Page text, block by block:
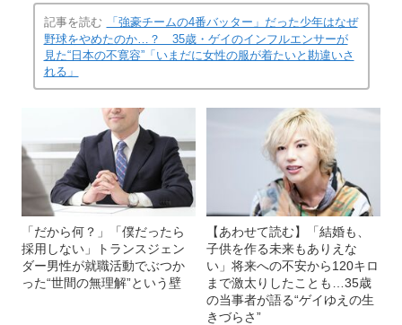
記事を読む
「強豪チームの4番バッター」だった少年はなぜ
野球をやめたのか…？ 35歳・ゲイのインフルエンサーが
見た“日本の不寛容”「いまだに女性の服が着たいと勘違いさ
れる」
「だから何？」「僕だったら
採用しない」トランスジェン
ダー男性が就職活動でぶつか
った“世間の無理解”という壁
【あわせて読む】「結婚も、
子供を作る未来もありえな
い」将来への不安から120キロ
まで激太りしたことも…35歳
の当事者が語る“ゲイゆえの生
きづらさ”